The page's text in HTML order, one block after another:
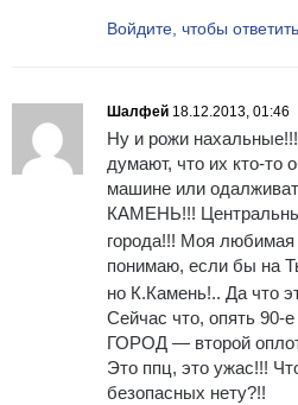
Войдите, чтобы ответить
Шалфей 18.12.2013, 01:46
Ну и рожи
думают, что их кто-то
машине или
КАМЕНЬ!!!
города!!! Моя любимая
понимаю, если бы на
но К.Камень!.. Да что
Сейчас что, опять
ГОРОД — второй
Это ппц, это ужас!!!
безопасных нету?!!